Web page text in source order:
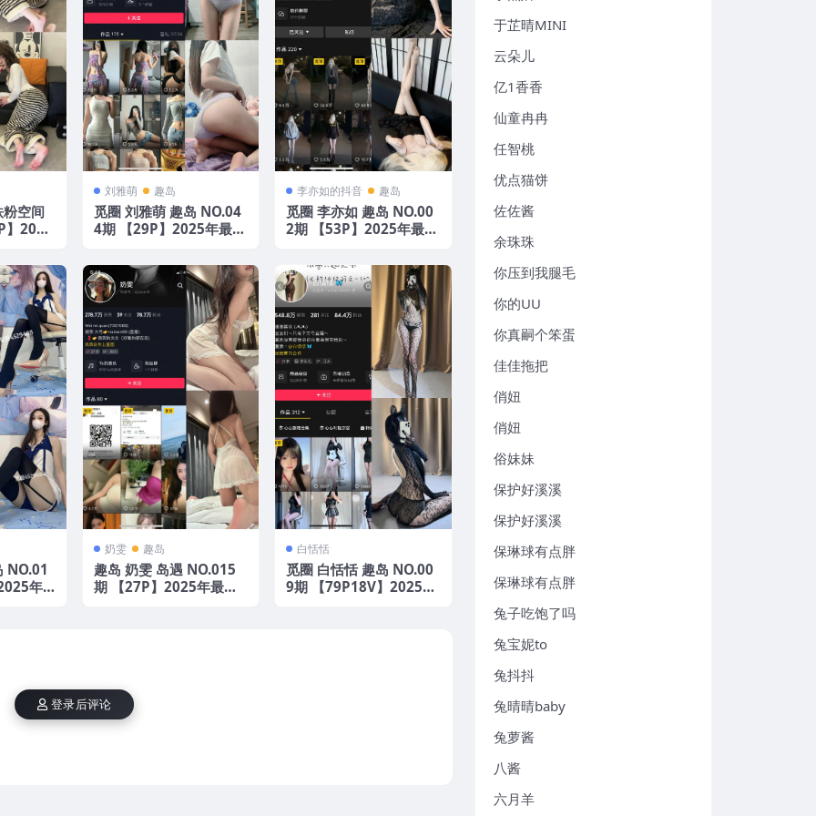
空间
2025
刘雅萌 趣岛
觅圈 刘雅萌 趣岛 NO.04
4期 【29P】2025年最新
李亦如的抖音 趣岛
觅圈 李亦如 趣岛 NO.00
2期 【53P】2025年最新
NO.01
年
奶雯 趣岛
趣岛 奶雯 岛遇 NO.015
期 【27P】2025年最新
白恬恬
觅圈 白恬恬 趣岛 NO.00
9期 【79P18V】2025年
登录后评论
于芷晴MINI
云朵儿
亿1香香
仙童冉冉
任智桃
优点猫饼
佐佐酱
余珠珠
你压到我腿毛
你的UU
你真嗣个笨蛋
佳佳拖把
俏妞
俏妞
俗妹妹
保护好溪溪
保护好溪溪
保琳球有点胖
保琳球有点胖
兔子吃饱了吗
兔宝妮to
兔抖抖
兔晴晴baby
兔萝酱
八酱
六月羊